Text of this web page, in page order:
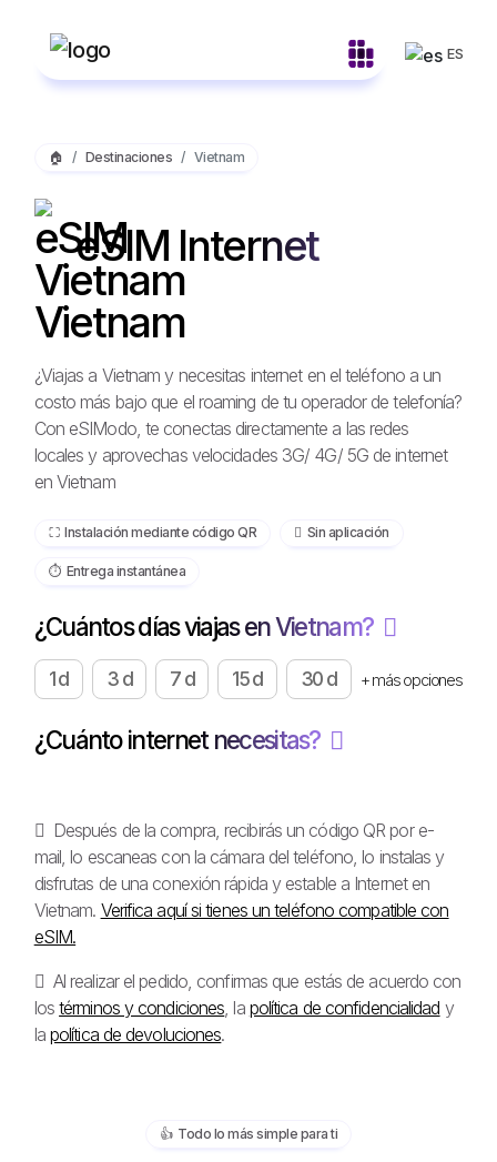
ES
🏠 Destinaciones Vietnam
eSIM Internet
Vietnam
¿Viajas a Vietnam y necesitas internet en el teléfono a un
costo más bajo que el roaming de tu operador de telefonía?
Con eSIModo, te conectas directamente a las redes
locales y aprovechas velocidades 3G/ 4G/ 5G de internet
en Vietnam
⛶️️ Instalación mediante código QR ️ Sin aplicación
⏱️️ Entrega instantánea
¿Cuántos días viajas en Vietnam?
1 d 3 d 7 d 15 d 30 d + más opciones
¿Cuánto internet necesitas?
Después de la compra, recibirás un código QR por e-
mail, lo escaneas con la cámara del teléfono, lo instalas y
disfrutas de una conexión rápida y estable a Internet en
Vietnam. Verifica aquí si tienes un teléfono compatible con
eSIM.
Al realizar el pedido, confirmas que estás de acuerdo con
lostérminos y condiciones , la política de confidencialidad y
la política de devoluciones.
👍️ Todo lo más simple para ti